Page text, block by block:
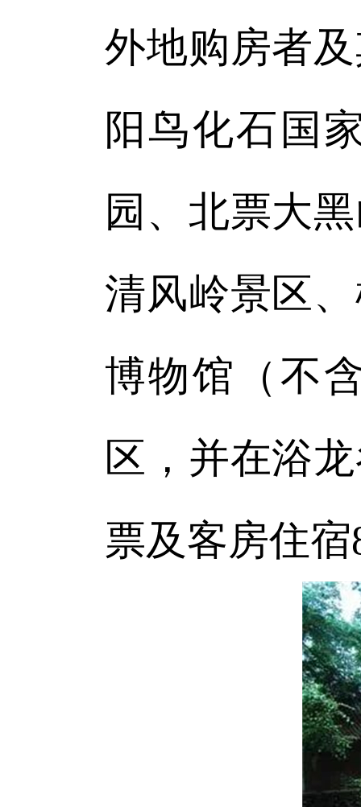
外地购房者
阳鸟化石国
园、北票大
清风岭景区
博物馆（不
区，并在浴
票及客房住